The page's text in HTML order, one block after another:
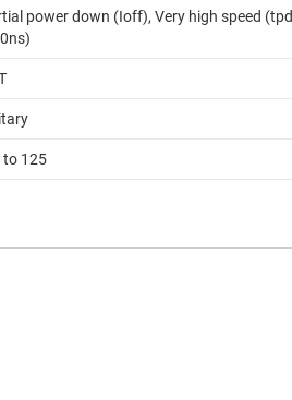
power down (Ioff), Very high speed (tpd
to 125